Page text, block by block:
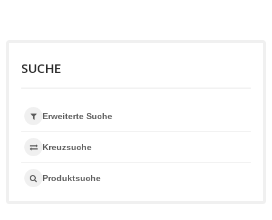
SUCHE
Erweiterte Suche
Kreuzsuche
Produktsuche